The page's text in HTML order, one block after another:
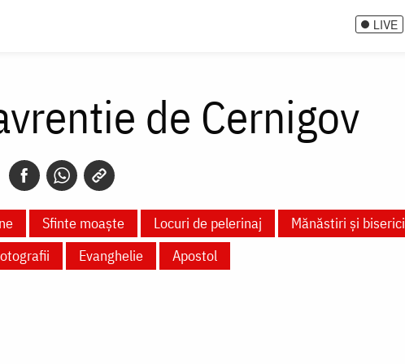
LIVE
de Cernigov
Sfinte moaște Locuri de pelerinaj Mănăstiri și biserici
Evanghelie Apostol